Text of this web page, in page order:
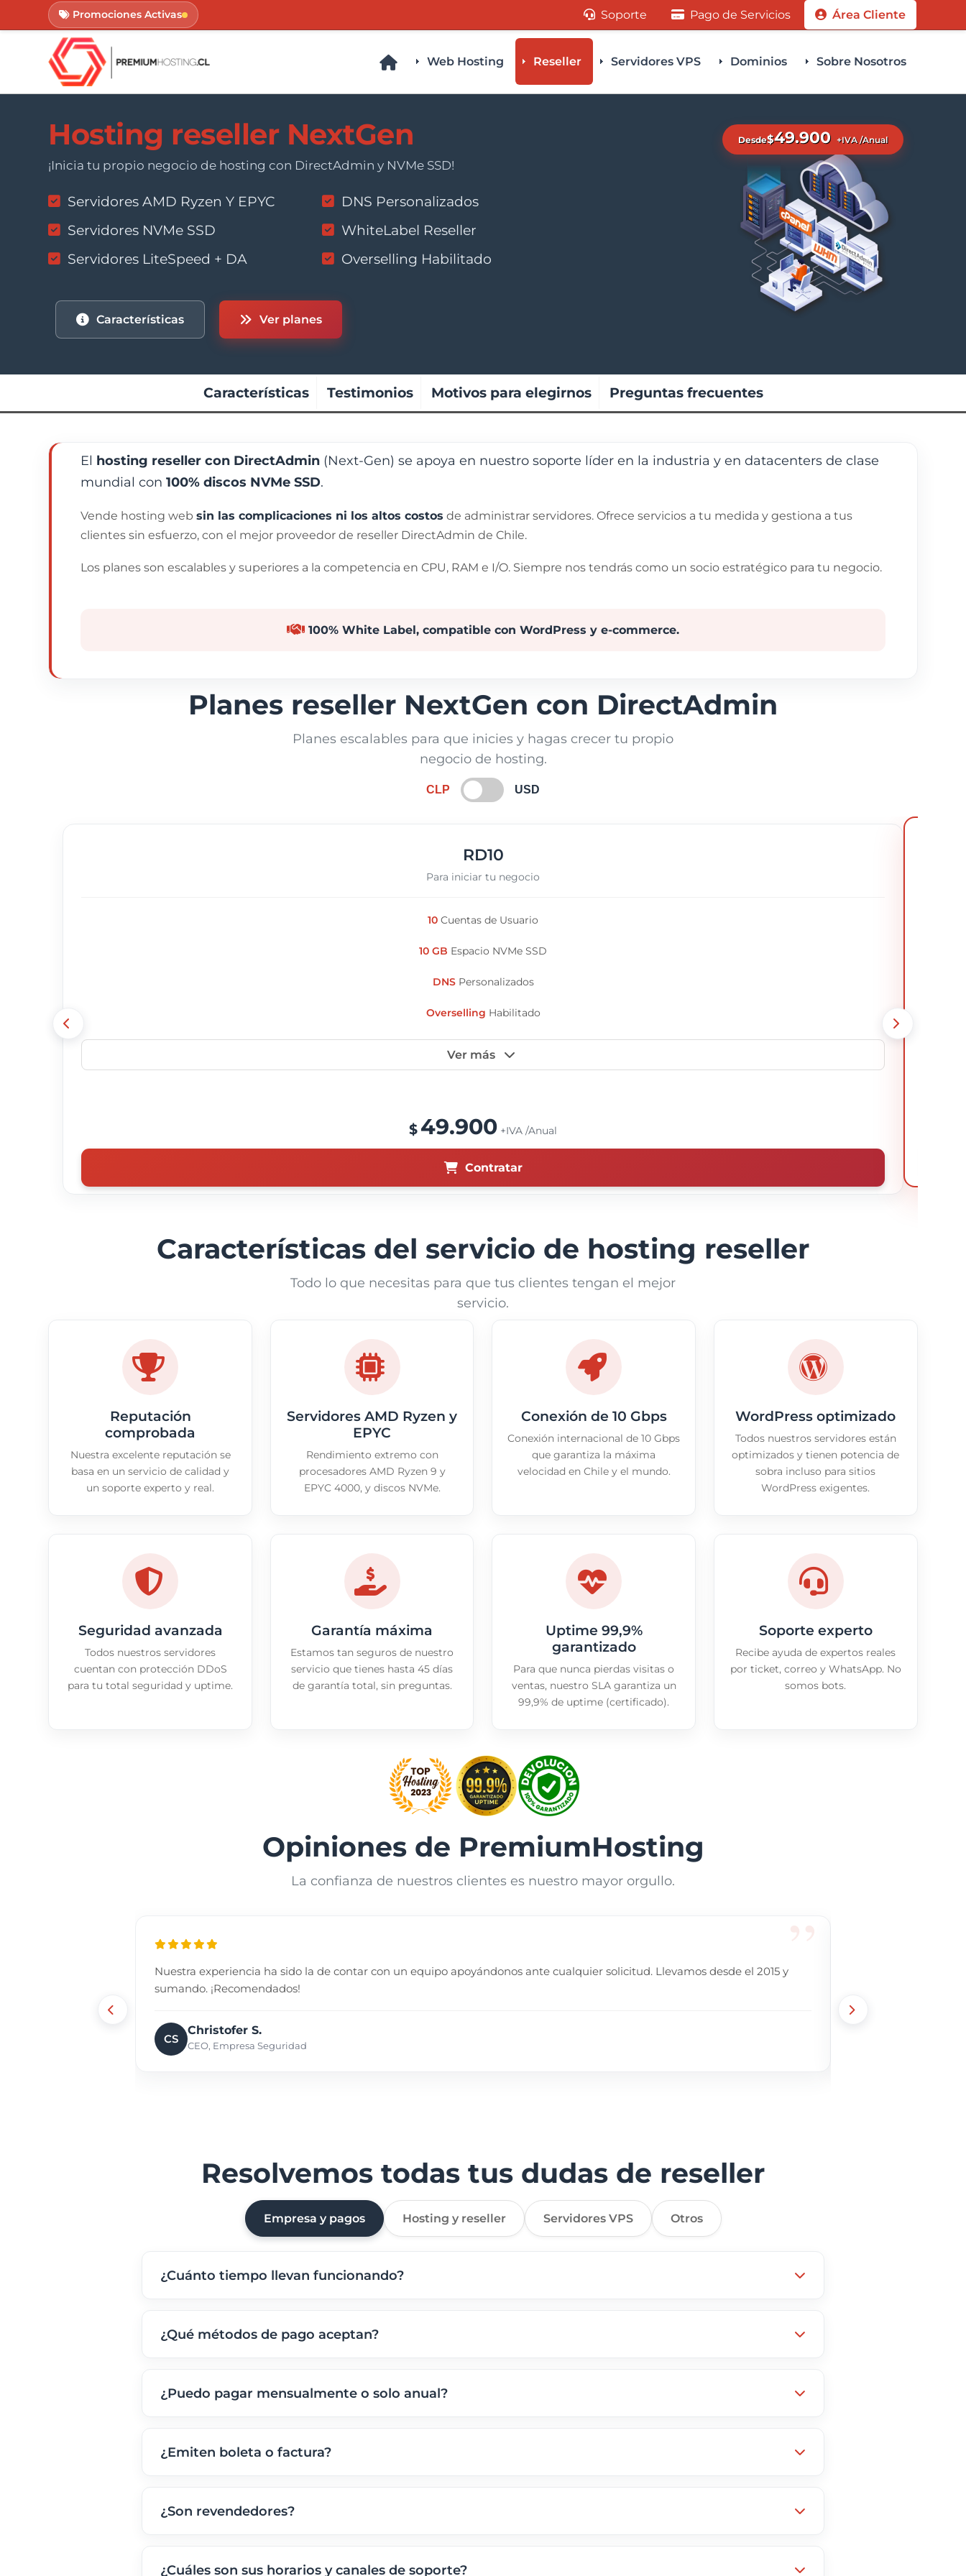
Promociones Activas Soporte Pago de Servicios Área Cliente
Web Hosting Reseller Servidores VPS Dominios Sobre Nosotros
Desde$49.900 +IVA /Anual
Hosting reseller NextGen
¡Inicia tu propio negocio de hosting con DirectAdmin y NVMe SSD!
Servidores AMD Ryzen Y EPYC
DNS Personalizados
Servidores NVMe SSD
WhiteLabel Reseller
Servidores LiteSpeed + DA
Overselling Habilitado
Características Ver planes
Características Testimonios Motivos para elegirnos Preguntas frecuentes
El hosting reseller con DirectAdmin (Next-Gen) se apoya en nuestro soporte líder en la industria y en datacenters de clase
mundial con100% discos NVMe SSD.
Vende hosting websin las complicaciones ni los altos costos de administrar servidores. Ofrece servicios a tu medida y gestiona a tus
clientes sin esfuerzo, con el mejor proveedor de reseller DirectAdmin de Chile.
Los planes son escalables y superiores a la competencia en CPU, RAM e I/O. Siempre nos tendrás como un socio estratégico para tu negocio.
100% White Label, compatible con WordPress y e-commerce.
Planes reseller NextGen con DirectAdmin
Planes escalables para que inicies y hagas crecer tu propio
negocio de hosting.
CLP USD
RD10
Para iniciar tu negocio
10 Cuentas de Usuario
10 GB Espacio NVMe SSD
DNSPersonalizados
Overselling Habilitado
3 Núcleos CPU AMD / 8GB RAM
PanelDirectAdmin
Certificados SSLGratis
Acceso SSH
Ver más
$ 49.900 +IVA /Anual
Contratar
Características del servicio de hosting reseller
Todo lo que necesitas para que tus clientes tengan el mejor
servicio.
Reputación
comprobada
Nuestra excelente reputación se
basa en un servicio de calidad y
un soporte experto y real.
Servidores AMD Ryzen y
EPYC
Rendimiento extremo con
procesadores AMD Ryzen 9 y
EPYC 4000, y discos NVMe.
Conexión de 10 Gbps
Conexión internacional de 10 Gbps
que garantiza la máxima
velocidad en Chile y el mundo.
WordPress optimizado
Todos nuestros servidores están
optimizados y tienen potencia de
sobra incluso para sitios
WordPress exigentes.
Seguridad avanzada
Todos nuestros servidores
cuentan con protección DDoS
para tu total seguridad y uptime.
Garantía máxima
Estamos tan seguros de nuestro
servicio que tienes hasta 45 días
de garantía total, sin preguntas.
Uptime 99,9%
garantizado
Para que nunca pierdas visitas o
ventas, nuestro SLA garantiza un
99,9% de uptime (certificado).
Soporte experto
Recibe ayuda de expertos reales
por ticket, correo y WhatsApp. No
somos bots.
Opiniones de PremiumHosting
La confianza de nuestros clientes es nuestro mayor orgullo.
Nuestra experiencia ha sido la de contar con un equipo apoyándonos ante cualquier solicitud. Llevamos desde el 2015 y
sumando. ¡Recomendados!
CS
Christofer S.
CEO, Empresa Seguridad
Resolvemos todas tus dudas de reseller
Empresa y pagos Hosting y reseller Servidores VPS Otros
¿Cuánto tiempo llevan funcionando?
¿Qué métodos de pago aceptan?
instrucciones ennuestra página de medios de pago
¿Puedo pagar mensualmente o solo anual?
¿Emiten boleta o factura?
¿Son revendedores?
¿Cuáles son sus horarios y canales de soporte?